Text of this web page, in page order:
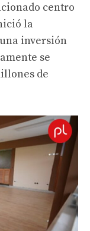
centro
la
inversión
se
de